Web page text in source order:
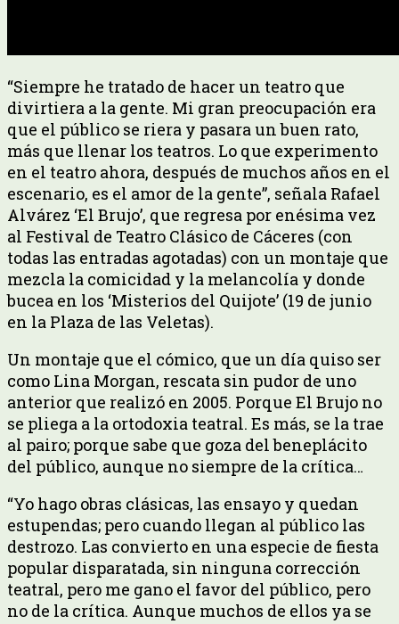
“Siempre he tratado de hacer un teatro que
divirtiera a la gente. Mi gran preocupación era
que el público se riera y pasara un buen rato,
más que llenar los teatros. Lo que experimento
en el teatro ahora, después de muchos años en el
escenario, es el amor de la gente”, señala Rafael
Alvárez ‘El Brujo’, que regresa por enésima vez
al Festival de Teatro Clásico de Cáceres (con
todas las entradas agotadas) con un montaje que
mezcla la comicidad y la melancolía y donde
bucea en los ‘Misterios del Quijote’ (19 de junio
en la Plaza de las Veletas).
Un montaje que el cómico, que un día quiso ser
como Lina Morgan, rescata sin pudor de uno
anterior que realizó en 2005. Porque El Brujo no
se pliega a la ortodoxia teatral. Es más, se la trae
al pairo; porque sabe que goza del beneplácito
del público, aunque no siempre de la crítica…
“Yo hago obras clásicas, las ensayo y quedan
estupendas; pero cuando llegan al público las
destrozo. Las convierto en una especie de fiesta
popular disparatada, sin ninguna corrección
teatral, pero me gano el favor del público, pero
no de la crítica. Aunque muchos de ellos ya se